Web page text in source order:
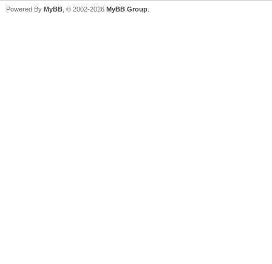
Powered By MyBB , © 2002-2026 MyBB Group